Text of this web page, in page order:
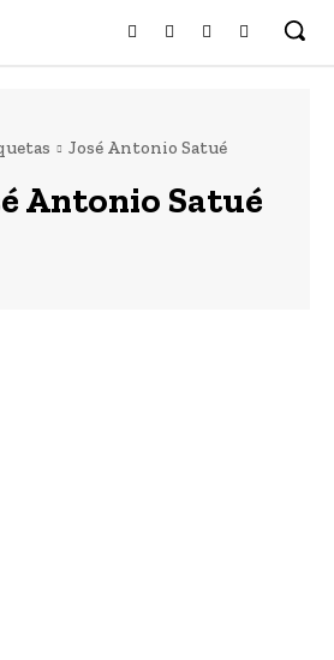
José Antonio Satué
Antonio Satué